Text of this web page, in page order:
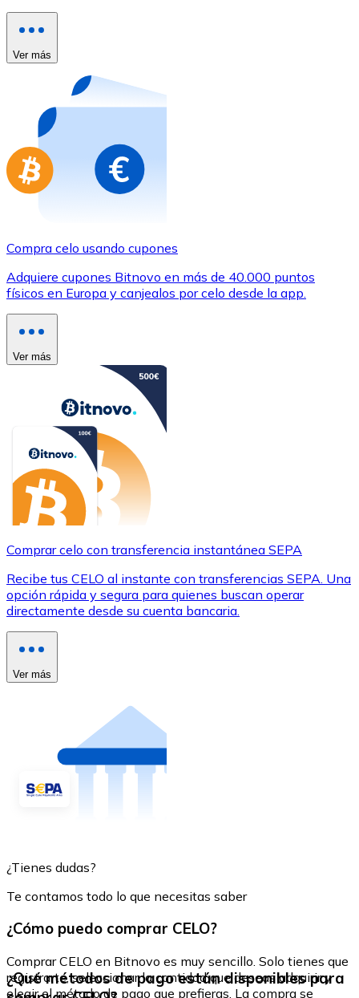
Comprar con tarjeta
Compra tarjetas regalo de tus marcas favoritas con
Ir a la tienda de tarjetas regalo
Ver más
Compra celo usando cupones
Adquiere cupones Bitnovo en más de 40.000 puntos
físicos en Europa y canjealos por celo desde la app.
Ver más
Comprar celo con transferencia instantánea SEPA
Recibe tus CELO al instante con transferencias SEPA. Una
opción rápida y segura para quienes buscan operar
directamente desde su cuenta bancaria.
Ver más
¿Tienes dudas?
Te contamos todo lo que necesitas saber
¿Cómo puedo comprar CELO?
Comprar CELO en Bitnovo es muy sencillo. Solo tienes que
registrarte, seleccionar la cantidad que deseas adquirir y
elegir el método de pago que prefieras. La compra se
¿Qué métodos de pago están disponibles para